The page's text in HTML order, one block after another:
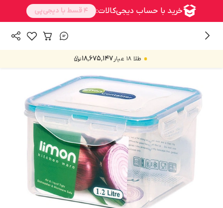
طلا ۱۸ عیار ۱۸٬۶۷۵٬۱۴۷